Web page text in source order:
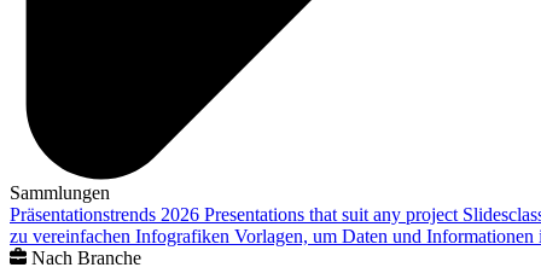
Sammlungen
Präsentationstrends 2026 Presentations that suit any project
zu vereinfachen Infografiken Vorlagen, um Daten und
Nach Branche